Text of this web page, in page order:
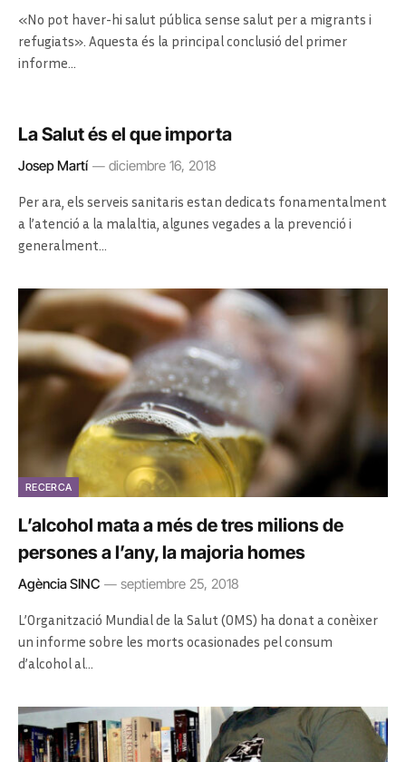
«No pot haver-hi salut pública sense salut per a migrants i
refugiats». Aquesta és la principal conclusió del primer
informe…
La Salut és el que importa
Josep Martí diciembre 16, 2018
Per ara, els serveis sanitaris estan dedicats fonamentalment
a l’atenció a la malaltia, algunes vegades a la prevenció i
generalment…
RECERCA
L’alcohol mata a més de tres milions de
persones a l’any, la majoria homes
Agència SINC septiembre 25, 2018
L’Organització Mundial de la Salut (OMS) ha donat a conèixer
un informe sobre les morts ocasionades pel consum
d’alcohol al…